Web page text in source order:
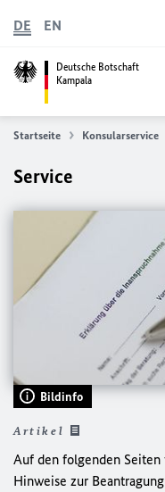
Deutsche Botschaft
Kampala
DE EN
Startseite Konsularservice
Service
Bildinfo
Artikel
Auf den folgenden
Hinweise zur